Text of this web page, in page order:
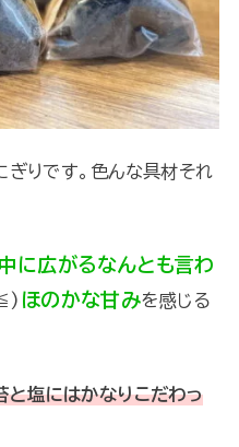
りです。色んな具材それ
に広がるなんとも言わ
ほのかな甘みを感じる
と塩にはかなりこだわっ